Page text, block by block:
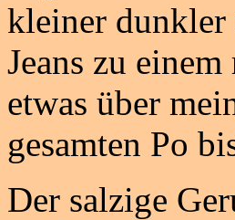
kleiner dunkler
Jeans zu
etwas über
gesamten Po
Der salzige